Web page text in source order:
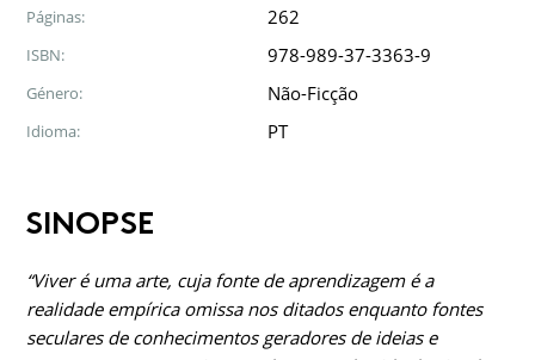
Páginas: 262
ISBN: 978-989-37-3363-9
Género: Não-Ficção
Idioma: PT
SINOPSE
“Viver é uma arte, cuja fonte de aprendizagem é a
realidade empírica omissa nos ditados enquanto fontes
seculares de conhecimentos geradores de ideias e